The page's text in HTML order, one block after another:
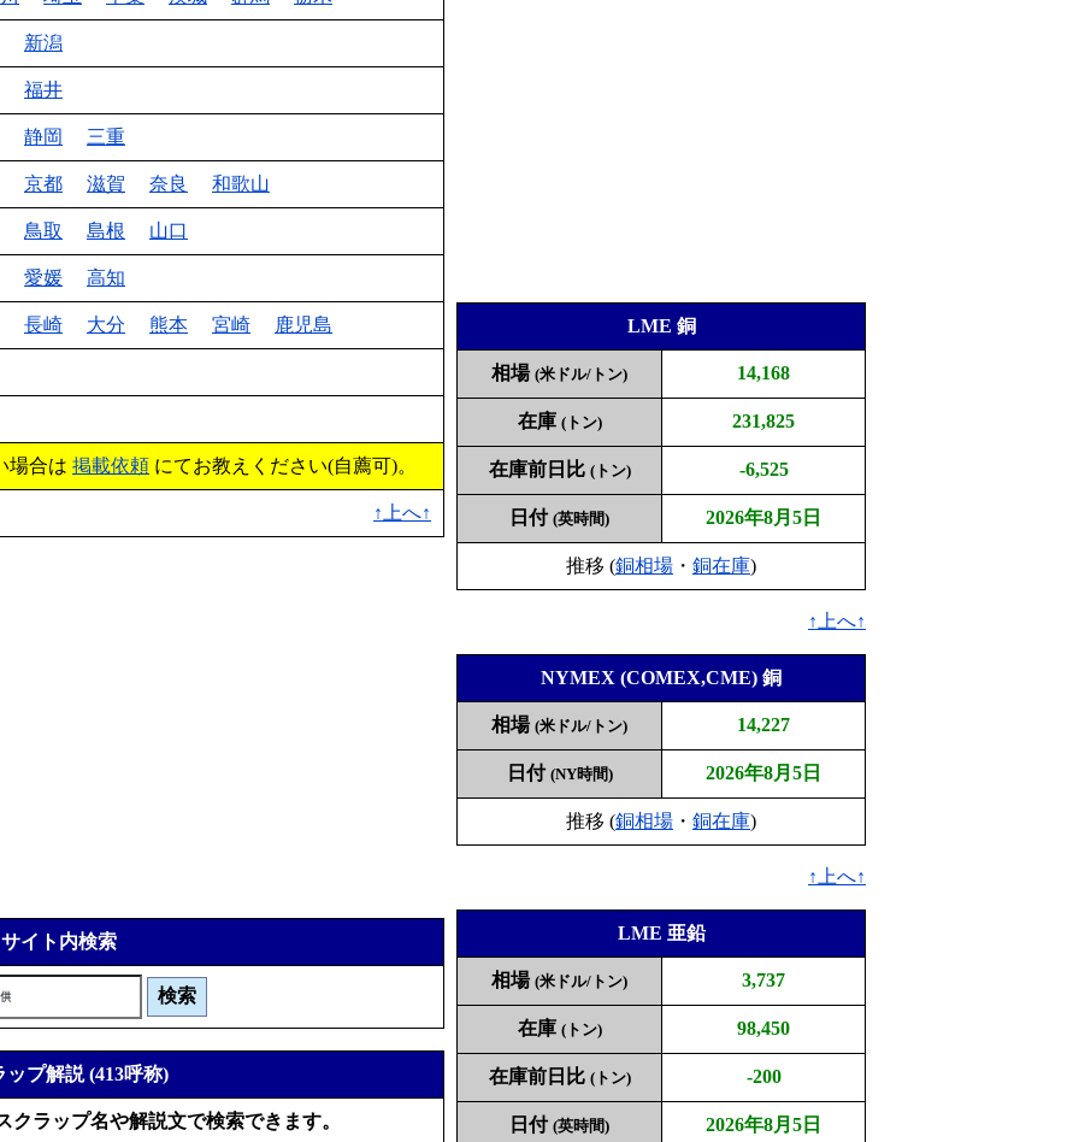
新潟
福井
静岡 三重
京都 滋賀 奈良 和歌山
鳥取 島根 山口
愛媛 高知
長崎 大分 熊本 宮崎 鹿児島
場合は 掲載依頼 にてお教えください(自薦可)。
↑上へ↑
サイト内検索
ップ解説 (413呼称)
クラップ名や解説文で検索できます。
LME 銅
相場 (米ドル/トン) 14,168
在庫 (トン) 231,825
在庫前日比 (トン) -6,525
日付 (英時間) 2026年8月5日
推移 (銅相場 ・ 銅在庫)
↑上へ↑
NYMEX (COMEX,CME) 銅
相場 (米ドル/トン) 14,227
日付 (NY時間) 2026年8月5日
推移 (銅相場 ・ 銅在庫)
↑上へ↑
LME 亜鉛
相場 (米ドル/トン) 3,737
在庫 (トン) 98,450
在庫前日比 (トン) -200
日付 (英時間) 2026年8月5日